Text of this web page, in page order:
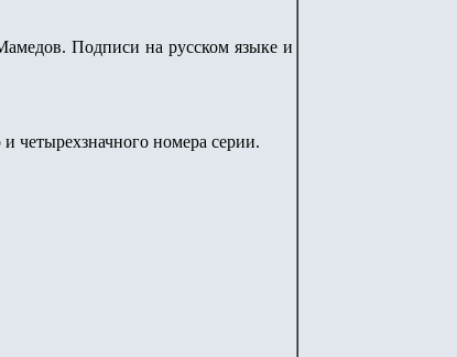
Подписи на русском языке и
четырехзначного номера серии.